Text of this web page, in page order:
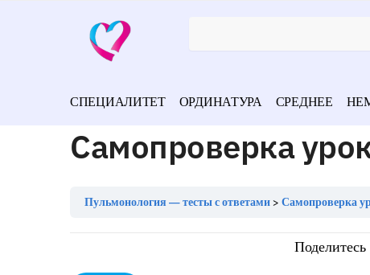
СПЕЦИАЛИТЕТ ОРДИНАТУРА СРЕДНЕЕ
Самопроверка
Пульмонология — тесты с ответами Самопроверка